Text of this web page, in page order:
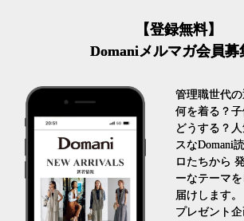
【登録無料】
Domaniメルマガ会員募
管理職世代
何を着る？子
どうする？
スなDomani
ロたちから
ーなテーマ
届けします。
プレゼント